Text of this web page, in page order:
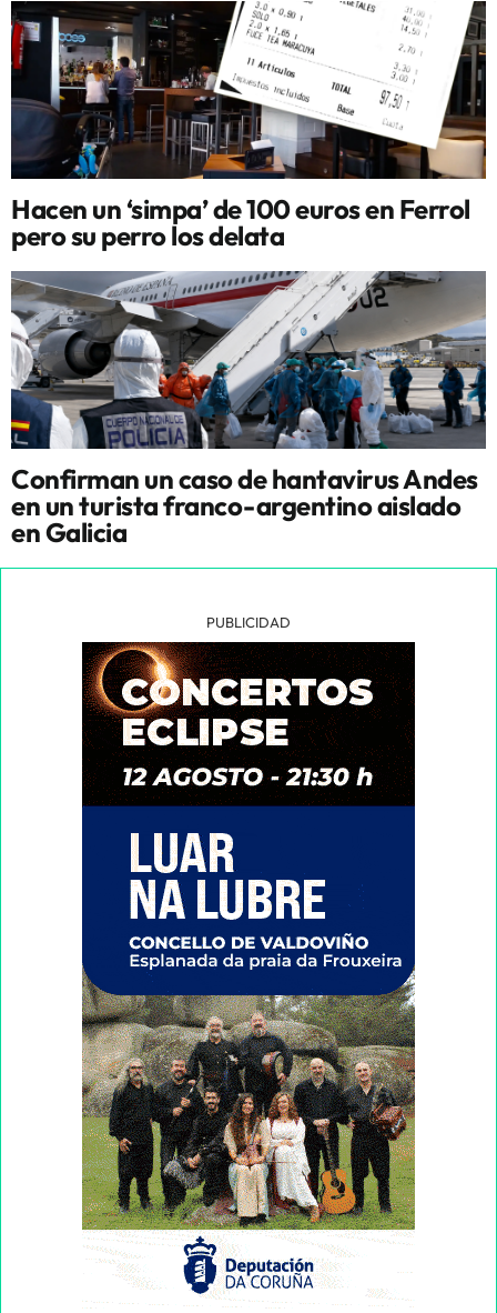
Hacen un ‘simpa’ de 100 euros en Ferrol
pero su perro los delata
Confirman un caso de hantavirus Andes
en un turista franco-argentino aislado
en Galicia
PUBLICIDAD